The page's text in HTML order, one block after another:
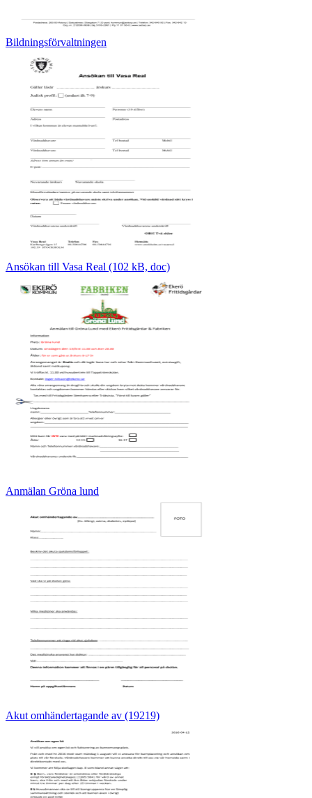
Bildningsförvaltningen
Ansökan till Vasa Real (102 kB, doc)
Anmälan Gröna lund
Akut omhändertagande av (19219)